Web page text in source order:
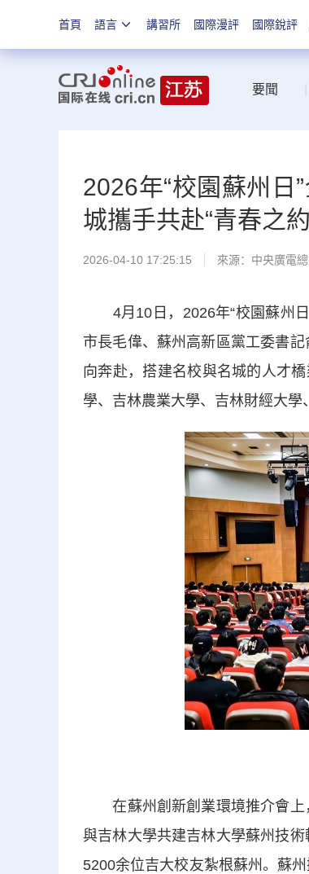
首頁 語言 講習所 國際漫評 國際銳評
要聞
2026年“校園蘇州日
城攜手共赴“青春之
2026-04-10 17:25:15 來源：中央廣電
4月10日，2026年“校園蘇州日
市長毛偉、蘇州高新區黨工委書
向奔赴，搭建名校與名城的人才
學、吉林農業大學、吉林財經大學
在蘇州創新創業環境推介會上
與吉林大學共建吉林大學蘇州技
5200余位吉大校友紮根蘇州。蘇